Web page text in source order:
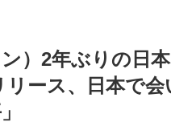
）2年ぶりの日
ース、日本で会